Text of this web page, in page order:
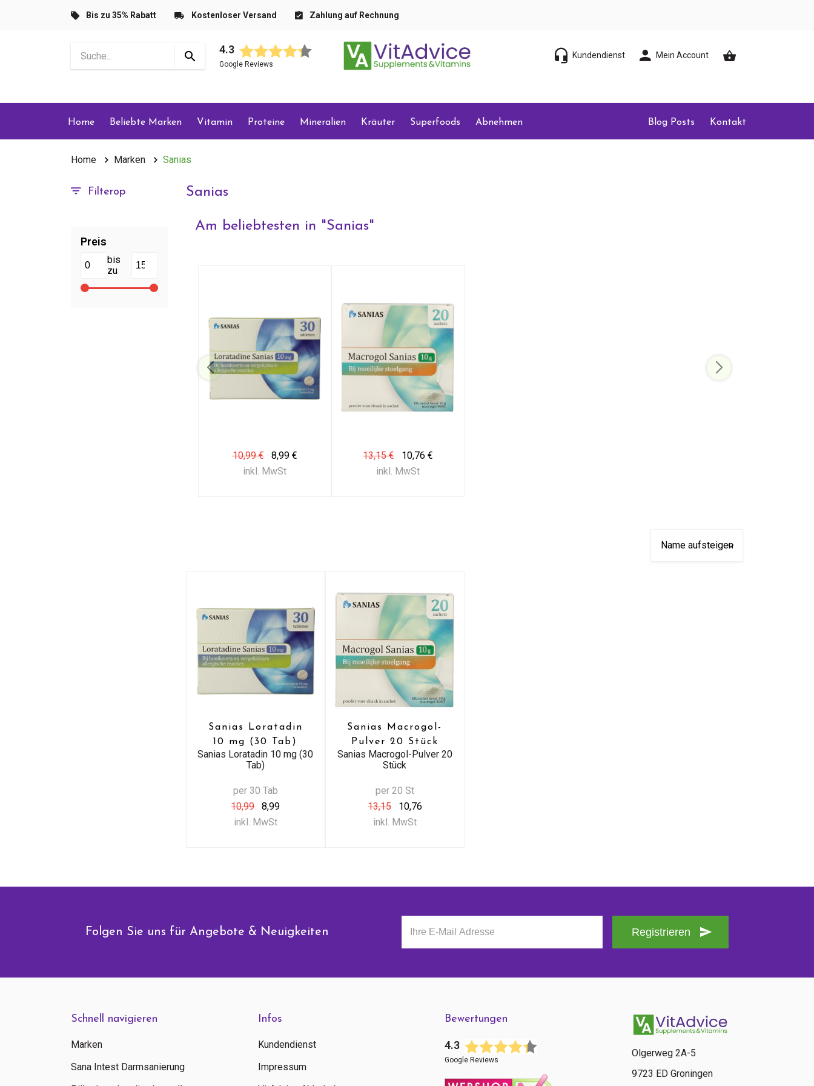
Bis zu 35% Rabatt Kostenloser Versand Zahlung auf Rechnung
4.3
Google Reviews
Kundendienst Mein Account
Home Beliebte Marken Vitamin Proteine Mineralien Kräuter Superfoods Abnehmen Blog Posts Kontakt
Home Marken Sanias
Filterop
Preis
bis
zu
Sanias
Am beliebtesten in "Sanias"
10,99 €
8,99 €
inkl. MwSt
13,15 €
10,76 €
inkl. MwSt
Sanias Loratadin
10 mg (30 Tab)
Sanias Loratadin 10 mg (30
Tab)
per 30 Tab
10,99
8,99
inkl. MwSt
Sanias Macrogol-
Pulver 20 Stück
Sanias Macrogol-Pulver 20
Stück
per 20 St
13,15
10,76
inkl. MwSt
Folgen Sie uns für Angebote & Neuigkeiten Registrieren
Schnell navigieren
Marken
Sana Intest Darmsanierung
Infos
Kundendienst
Impressum
Bewertungen
4.3
Google Reviews
Olgerweg 2A-5
9723 ED Groningen